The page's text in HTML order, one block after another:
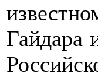
Гайдара